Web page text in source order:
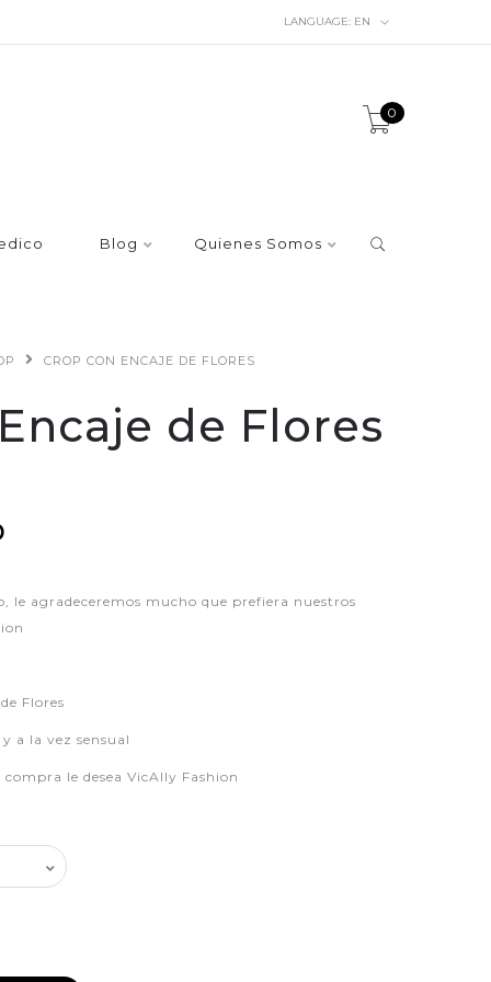
LANGUAGE: EN
0
Blog Quienes Somos
CROP CON ENCAJE DE FLORES
de Flores
le agradeceremos mucho que prefiera nuestros
Flores
a la vez sensual
le desea VicAlly Fashion